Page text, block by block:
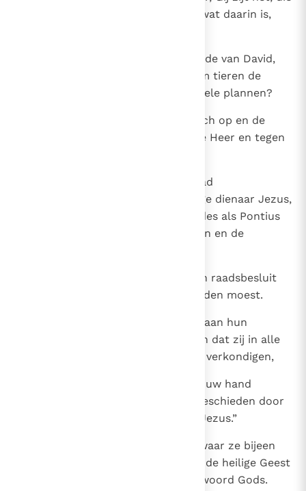
hemel en aarde, de zee en alles wat daarin is,
die door de heilige Geest bij monde van David,
uw dienaar, gezegd hebt: Waarom tieren de
volken en zinnen de naties op ijdele plannen?
De koningen der aarde stellen zich op en de
vorsten spannen samen tegen de Heer en tegen
Inderdaad, ze hebben in deze stad
samengespannen tegen uw heilige dienaar Jezus,
die Gij gezalfd hebt: zowel Herodes als Pontius
Pilatus, tezamen met de heidenen en de
om alles te doen wat uw hand en raadsbesluit
tevoren bepaald had dat geschieden moest.
Maar nu, Heer, schenk aandacht aan hun
bedreigingen en geef uw dienaren dat zij in alle
vrijmoedigheid uw woord mogen verkondigen,
en laat door het uitstrekken van uw hand
genezingen en wondertekenen geschieden door
de naam van uw heilige dienaar Jezus.”
Na hun gebed beefde de plaats waar ze bijeen
waren. Allen werden vervuld van de heilige Geest
en verkondigden vrijmoedig het woord Gods.